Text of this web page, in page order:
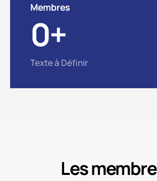
Membres
0+
Texte à Définir
Les